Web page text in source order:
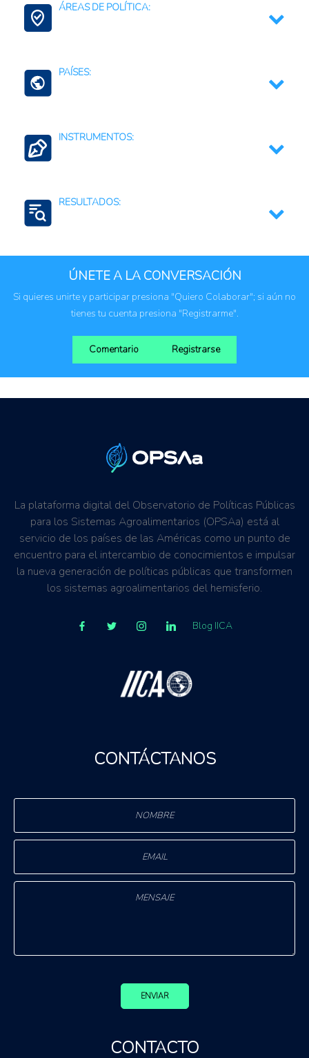
ÁREAS DE POLÍTICA:
Conservación de la Biodiversidad
PAÍSES:
INSTRUMENTOS:
RESULTADOS:
ÚNETE A LA CONVERSACIÓN
Si quieres unirte y participar presiona "Quiero Colaborar"; si aún no
tienes tu cuenta presiona "Registrarme".
Comentario Registrarse
La plataforma digital del Observatorio de Políticas Públicas
para los Sistemas Agroalimentarios (OPSAa) está al
servicio de los países de las Américas como un punto de
encuentro para el intercambio de conocimientos e impulsar
la nueva generación de políticas públicas que transformen
los sistemas agroalimentarios del hemisferio.
Blog IICA
CONTÁCTANOS
ENVIAR
CONTACTO